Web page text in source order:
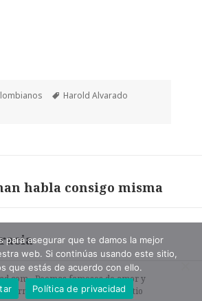
Etiquetas
Harold Alvarado
habla consigo misma
- Poemas famosos de amor y
formato de texto. |Mapa del sitio
para asegurar que te damos la mejor
web. Si continúas usando este sitio,
que estás de acuerdo con ello.
Política de privacidad